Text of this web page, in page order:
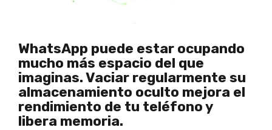
WhatsApp puede estar ocupando
mucho más espacio del que
imaginas. Vaciar regularmente su
almacenamiento oculto mejora el
rendimiento de tu teléfono y
libera memoria.